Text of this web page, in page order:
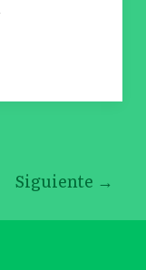
Siguiente →